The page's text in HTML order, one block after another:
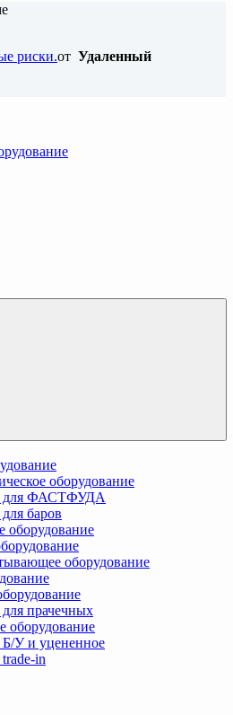
риски.от Удаленный
оборудование
для ФАСТФУДА
баров
оборудование
оборудование
прачечных
оборудование
У и уцененное
in